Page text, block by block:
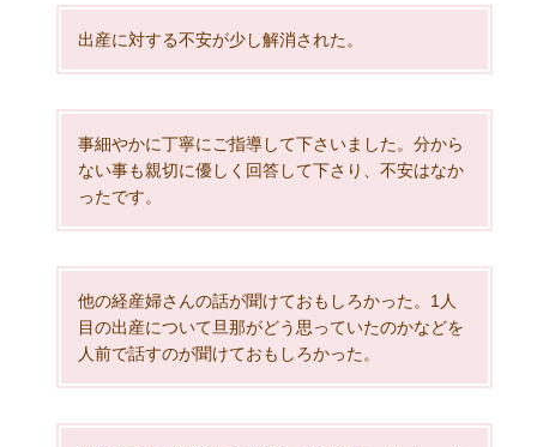
出産に対する不安が少し解消された。
事細やかに丁寧にご指導して下さいました。分から
ない事も親切に優しく回答して下さり、不安はなか
ったです。
他の経産婦さんの話が聞けておもしろかった。1人
目の出産について旦那がどう思っていたのかなどを
人前で話すのが聞けておもしろかった。